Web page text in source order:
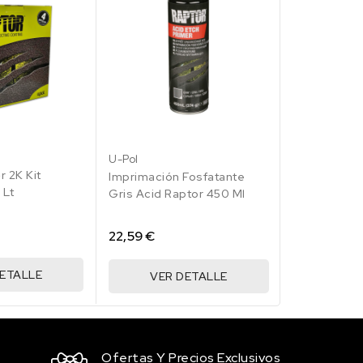
2K Kit
Lt
U-Pol
Imprimación Fosfatante
Gris Acid Raptor 450 Ml
22,59 €
VER DETALLE
Ofertas Y Precios Exclusivos